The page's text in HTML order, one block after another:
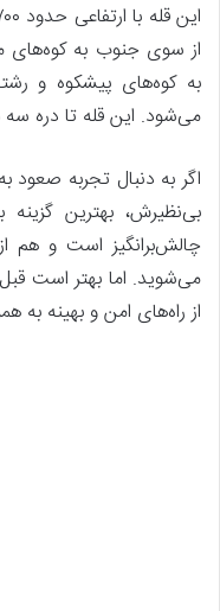
از سوی جنوب به
به کوه‌های پیشکوه و
می‌شود. این قله تا دره سه
اگر به دنبال تجربه صعود
بی‌نظیرش، بهترین
چالش‌برانگیز است و هم
می‌شوید. اما بهتر است
از راه‌های امن و بهینه به